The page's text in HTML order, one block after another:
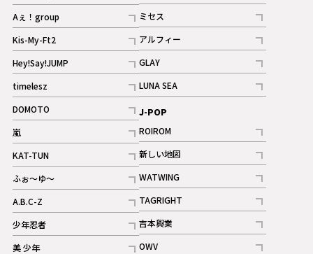
記事
Aぇ！group
記事
Kis-My-Ft2
記事
ギャラリー
Hey!Say!JUMP
記事
timelesz
記事
DOMOTO
記事
嵐
記事
KAT-TUN
記事
ふぉ～ゆ～
記事
A.B.C-Z
記事
ギャラリー
少年忍者
記事
美 少年
記事
ミセス
記事
アルフィー
記事
GLAY
記事
LUNA SEA
記事
J-POP
ROIROM
記事
新しい地図
記事
WATWING
記事
TAGRIGHT
記事
吉本興業
記事
OWV